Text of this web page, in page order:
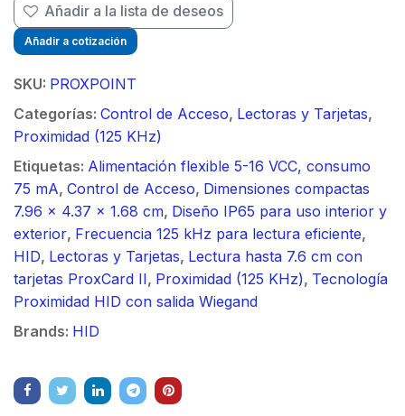
Añadir a la lista de deseos
Añadir a cotización
SKU: PROXPOINT
Categorías: Control de Acceso, Lectoras y Tarjetas,
Proximidad (125 KHz)
Etiquetas: Alimentación flexible 5-16 VCC, consumo
75 mA, Control de Acceso, Dimensiones compactas
7.96 x 4.37 x 1.68 cm, Diseño IP65 para uso interior y
exterior, Frecuencia 125 kHz para lectura eficiente,
HID, Lectoras y Tarjetas, Lectura hasta 7.6 cm con
tarjetas ProxCard II, Proximidad (125 KHz), Tecnología
Proximidad HID con salida Wiegand
Brands: HID